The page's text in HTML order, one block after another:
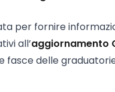
per fornire
all’aggiornamento
fasce delle